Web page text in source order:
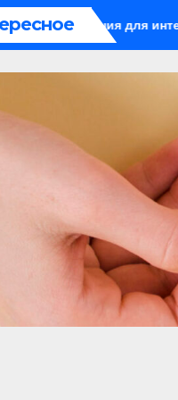
интерьера и экстерьера